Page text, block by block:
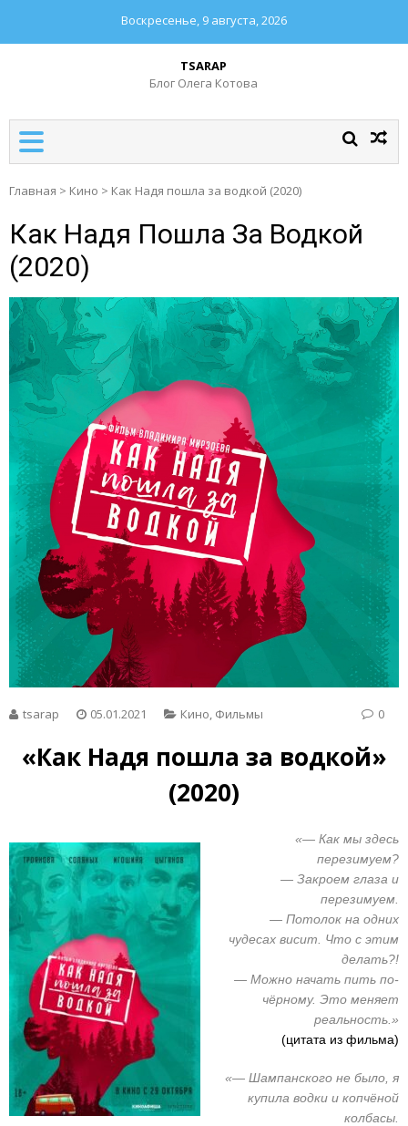
Воскресенье, 9 августа, 2026
TSARAP
Блог Олега Котова
Главная > Кино > Как Надя пошла за водкой (2020)
Как Надя Пошла За Водкой
(2020)
tsarap 05.01.2021 Кино, Фильмы 0
«Как Надя пошла за водкой»
(2020)
«— Как мы здесь
перезимуем?
— Закроем глаза и
перезимуем.
— Потолок на одних
чудесах висит. Что с этим
делать?!
— Можно начать пить по-
чёрному. Это меняет
реальность.»
(цитата из фильма)
«— Шампанского не было, я
купила водки и копчёной
колбасы.